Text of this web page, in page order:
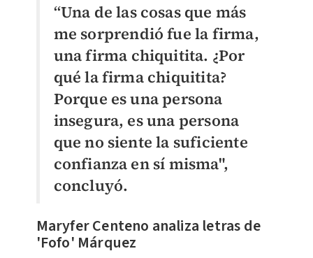
“Una de las cosas que más
me sorprendió fue la firma,
una firma chiquitita. ¿Por
qué la firma chiquitita?
Porque es una persona
insegura, es una persona
que no siente la suficiente
confianza en sí misma",
concluyó.
Maryfer Centeno analiza letras de
'Fofo' Márquez